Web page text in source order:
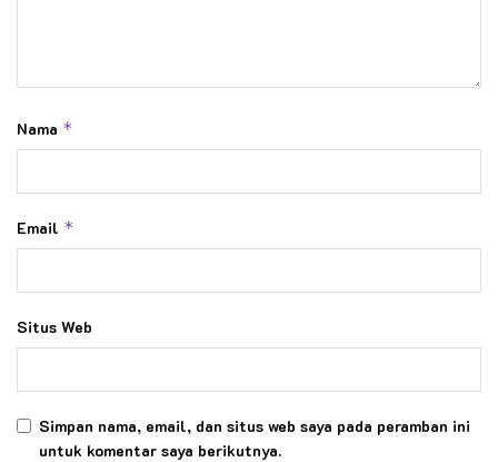
Nama *
Email *
Situs Web
Simpan nama, email, dan situs web saya pada peramban ini
untuk komentar saya berikutnya.